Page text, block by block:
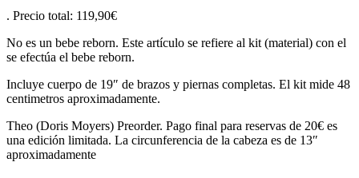
. Precio total: 119,90€
No es un bebe reborn. Este artículo se refiere al kit (material) con el
se efectúa el bebe reborn.
Incluye cuerpo de 19″ de brazos y piernas completas. El kit mide 48
centimetros aproximadamente.
Theo (Doris Moyers) Preorder. Pago final para reservas de 20€ es
una edición limitada. La circunferencia de la cabeza es de 13″
aproximadamente